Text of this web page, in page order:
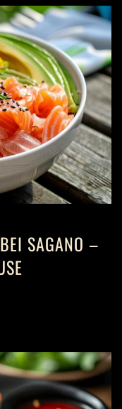
SAGANO –